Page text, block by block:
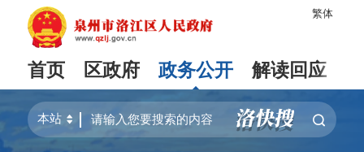
繁体
首页 区政府 政务公开 解读回应